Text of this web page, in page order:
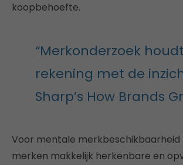
koopbehoefte.
“Merkonderzoek
rekening met de
Sharp’s How Brands
Voor mentale
merken makkelijk herkenbare en